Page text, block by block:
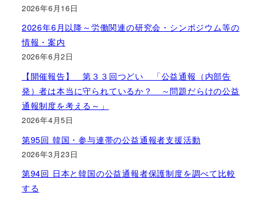
2026年6月16日
2026年6月以降～労働関連の研究会・シンポジウム等の
情報・案内
2026年6月2日
【開催報告】 第３３回つどい 「公益通報（内部告
発）者は本当に守られているか？ ～問題だらけの公益
通報制度を考える～」
2026年4月5日
第95回 韓国・参与連帯の公益通報者支援活動
2026年3月23日
第94回 日本と韓国の公益通報者保護制度を調べて比較
する